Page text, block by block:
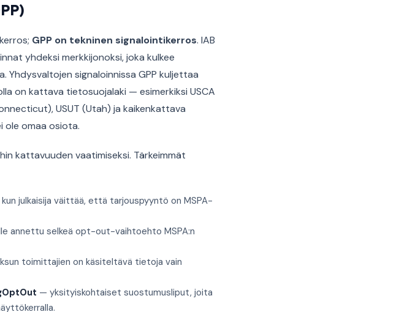
GPP on tekninen signalointikerros. IAB
yhdeksi merkkijonoksi, joka kulkee
signaloinnissa GPP kuljettaa
on kattava tietosuojalaki — esimerkiksi USCA
USUT (Utah) ja kaikenkattava
ole omaa osiota.
kattavuuden vaatimiseksi. Tärkeimmät
kun julkaisija väittää, että tarjouspyyntö on MSPA-
annettu selkeä opt-out-vaihtoehto MSPA:n
toimittajien on käsiteltävä tietoja vain
— yksityiskohtaiset suostumusliput, joita